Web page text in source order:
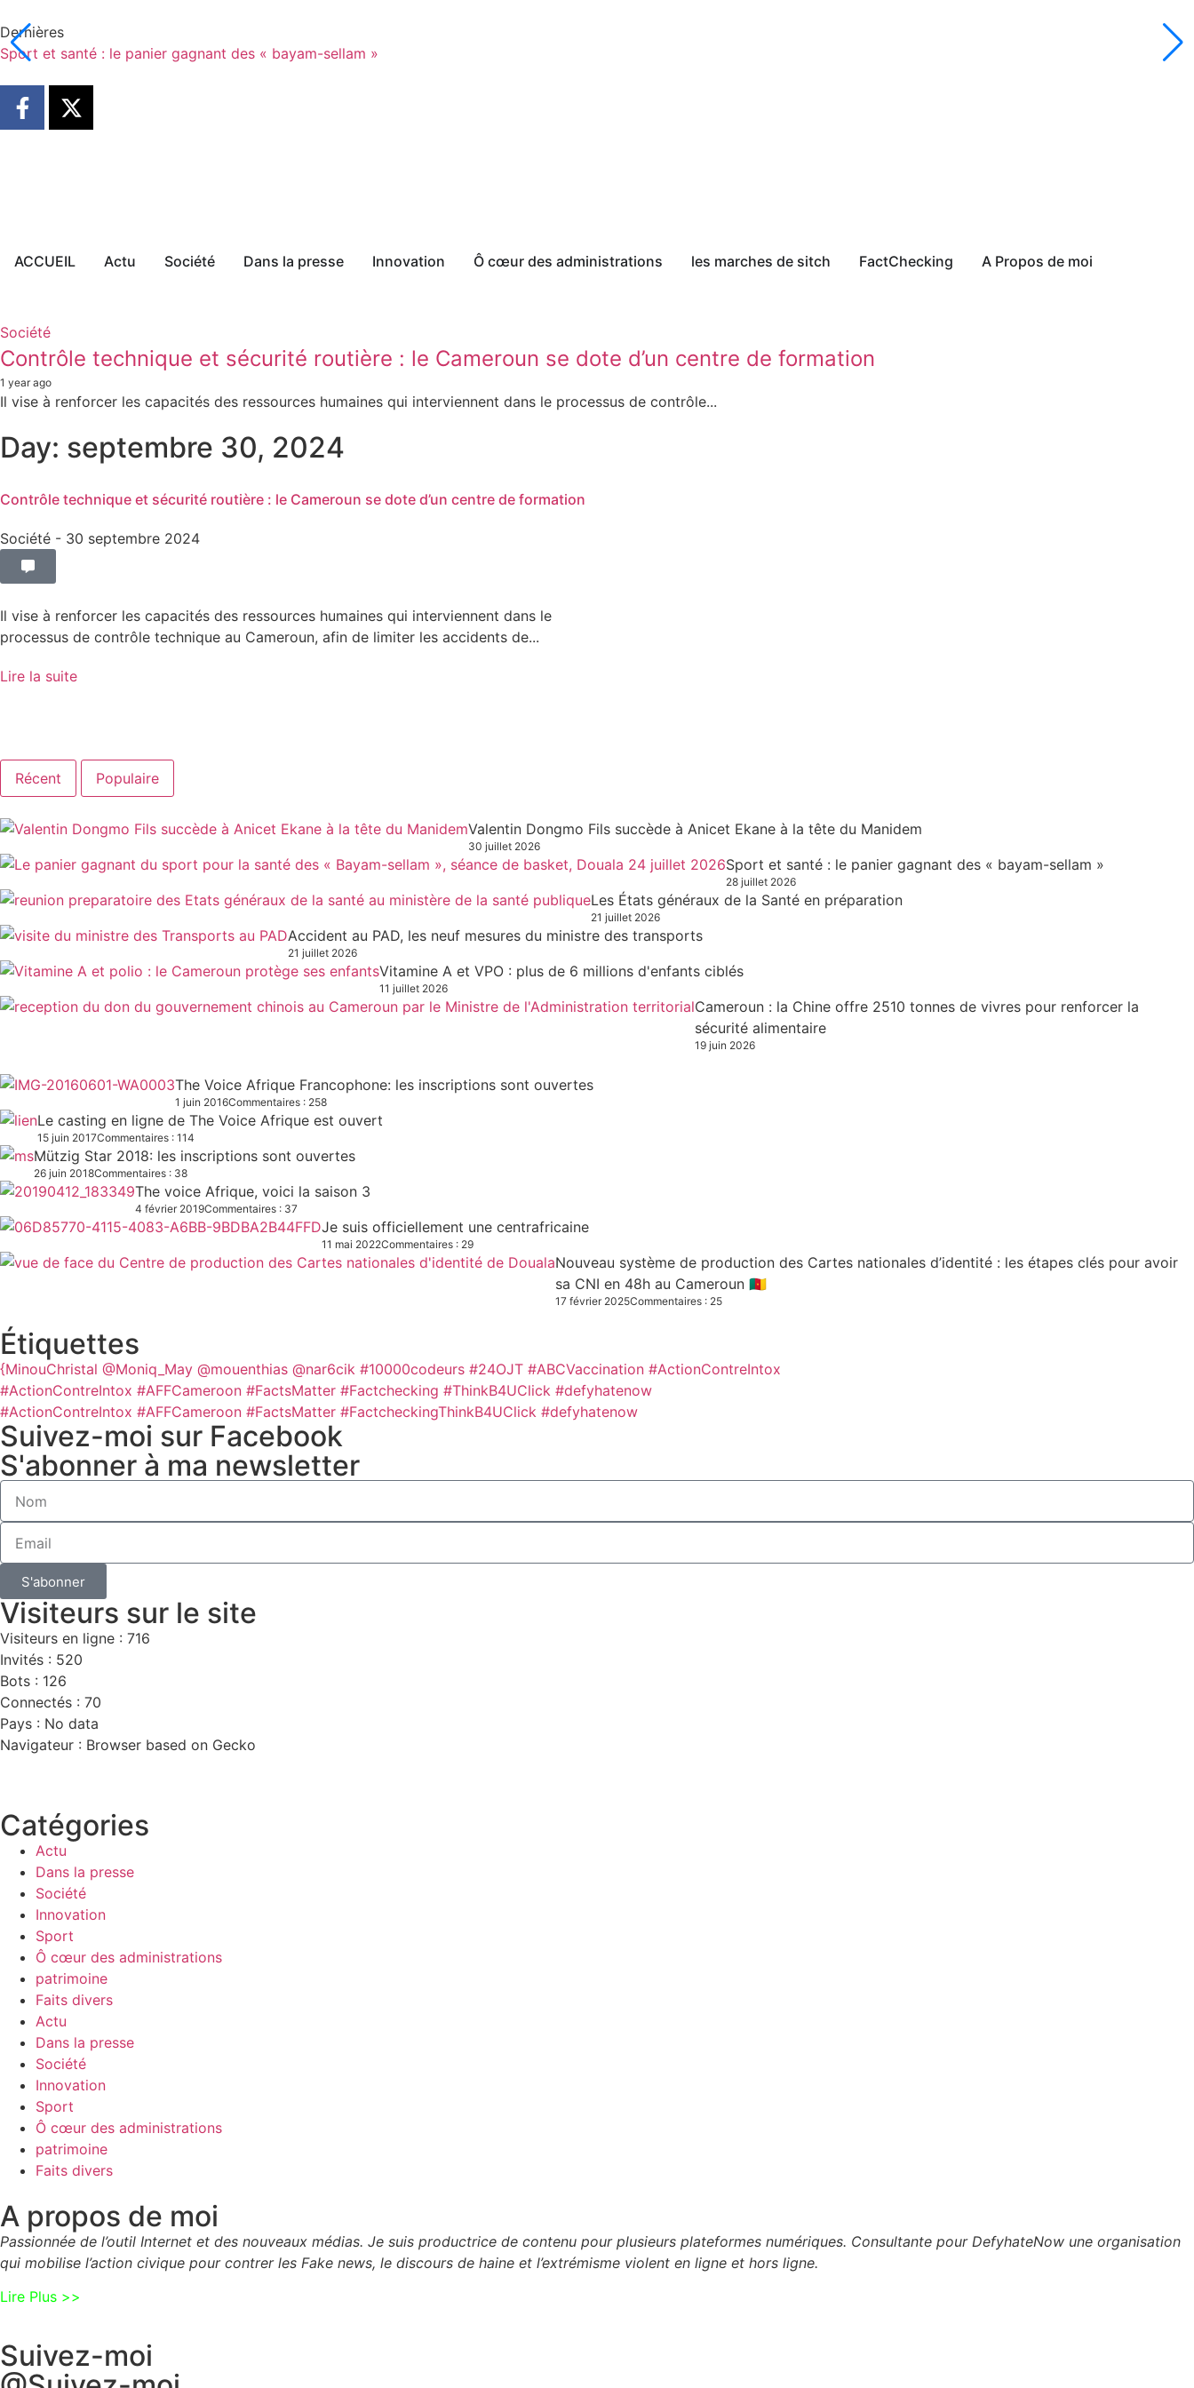
Dernières
Sport et santé : le panier gagnant des « bayam-sellam »
ACCUEIL Actu Société Dans la presse Innovation Ô cœur des administrations les marches de sitch FactChecking A Propos de moi
Société
Contrôle technique et sécurité routière : le Cameroun se dote d’un centre de formation
1 year ago
Il vise à renforcer les capacités des ressources humaines qui interviennent dans le processus de contrôle...
Day: septembre 30, 2024
Contrôle technique et sécurité routière : le Cameroun se dote d’un centre de formation
Société - 30 septembre 2024
Il vise à renforcer les capacités des ressources humaines qui interviennent dans le
processus de contrôle technique au Cameroun, afin de limiter les accidents de...
Lire la suite
Récent Populaire
Valentin Dongmo Fils succède à Anicet Ekane à la tête du Manidem
30 juillet 2026
Sport et santé : le panier gagnant des « bayam-sellam »
28 juillet 2026
Les États généraux de la Santé en préparation
21 juillet 2026
Accident au PAD, les neuf mesures du ministre des transports
21 juillet 2026
Vitamine A et VPO : plus de 6 millions d'enfants ciblés
11 juillet 2026
Cameroun : la Chine offre 2510 tonnes de vivres pour renforcer la
sécurité alimentaire
19 juin 2026
The Voice Afrique Francophone: les inscriptions sont ouvertes
1 juin 2016Commentaires : 258
Le casting en ligne de The Voice Afrique est ouvert
15 juin 2017Commentaires : 114
Mützig Star 2018: les inscriptions sont ouvertes
26 juin 2018Commentaires : 38
The voice Afrique, voici la saison 3
4 février 2019Commentaires : 37
Je suis officiellement une centrafricaine
11 mai 2022Commentaires : 29
Nouveau système de production des Cartes nationales d’identité : les étapes clés pour avoir
sa CNI en 48h au Cameroun 🇨🇲
17 février 2025Commentaires : 25
Étiquettes
{MinouChristal @Moniq_May @mouenthias @nar6cik #10000codeurs #24OJT #ABCVaccination #ActionContreIntox
#ActionContreIntox #AFFCameroon #FactsMatter #Factchecking #ThinkB4UClick #defyhatenow
#ActionContreIntox #AFFCameroon #FactsMatter #FactcheckingThinkB4UClick #defyhatenow
Suivez-moi sur Facebook
S'abonner à ma newsletter
S'abonner
Visiteurs sur le site
Visiteurs en ligne : 716
Invités : 520
Bots : 126
Connectés : 70
Pays : No data
Navigateur : Browser based on Gecko
Catégories
Actu
Dans la presse
Société
Innovation
Sport
Ô cœur des administrations
patrimoine
Faits divers
Actu
Dans la presse
Société
Innovation
Sport
Ô cœur des administrations
patrimoine
Faits divers
A propos de moi
Passionnée de l’outil Internet et des nouveaux médias. Je suis productrice de contenu pour plusieurs plateformes numériques. Consultante pour DefyhateNow une organisation
qui mobilise l’action civique pour contrer les Fake news, le discours de haine et l’extrémisme violent en ligne et hors ligne.
Lire Plus >>
Suivez-moi